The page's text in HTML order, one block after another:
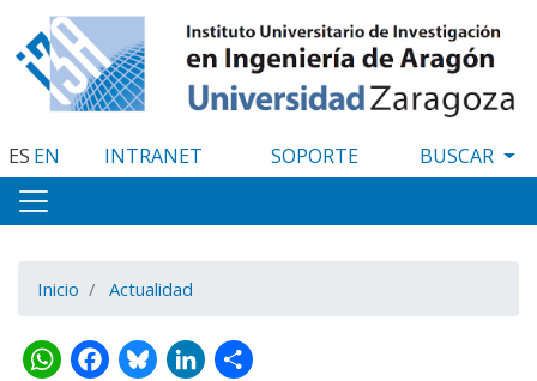
al
contenido
principal
ES EN INTRANET SOPORTE
Inicio Actualidad